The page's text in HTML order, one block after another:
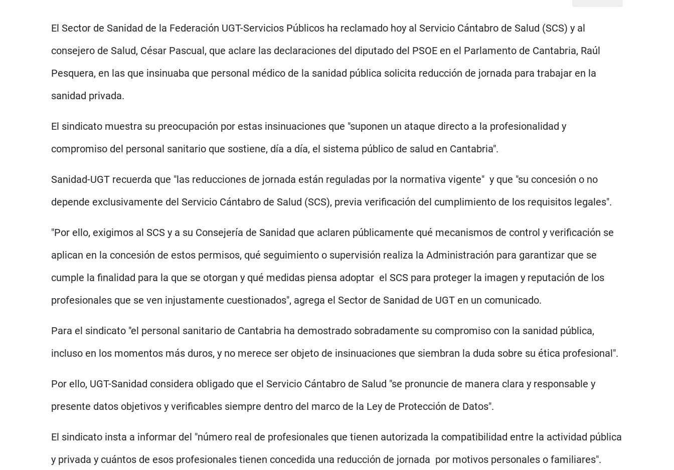
El Sector de Sanidad de la Federación UGT-Servicios Públicos ha reclamado hoy al Servicio Cántabro de Salud (SCS) y al
consejero de Salud, César Pascual, que aclare las declaraciones del diputado del PSOE en el Parlamento de Cantabria, Raúl
Pesquera, en las que insinuaba que personal médico de la sanidad pública solicita reducción de jornada para trabajar en la
sanidad privada.
El sindicato muestra su preocupación por estas insinuaciones que "suponen un ataque directo a la profesionalidad y
compromiso del personal sanitario que sostiene, día a día, el sistema público de salud en Cantabria".
Sanidad-UGT recuerda que "las reducciones de jornada están reguladas por la normativa vigente" y que "su concesión o no
depende exclusivamente del Servicio Cántabro de Salud (SCS), previa verificación del cumplimiento de los requisitos legales".
"Por ello, exigimos al SCS y a su Consejería de Sanidad que aclaren públicamente qué mecanismos de control y verificación se
aplican en la concesión de estos permisos, qué seguimiento o supervisión realiza la Administración para garantizar que se
cumple la finalidad para la que se otorgan y qué medidas piensa adoptar el SCS para proteger la imagen y reputación de los
profesionales que se ven injustamente cuestionados", agrega el Sector de Sanidad de UGT en un comunicado.
Para el sindicato "el personal sanitario de Cantabria ha demostrado sobradamente su compromiso con la sanidad pública,
incluso en los momentos más duros, y no merece ser objeto de insinuaciones que siembran la duda sobre su ética profesional".
Por ello, UGT-Sanidad considera obligado que el Servicio Cántabro de Salud "se pronuncie de manera clara y responsable y
presente datos objetivos y verificables siempre dentro del marco de la Ley de Protección de Datos".
El sindicato insta a informar del "número real de profesionales que tienen autorizada la compatibilidad entre la actividad pública
y privada y cuántos de esos profesionales tienen concedida una reducción de jornada por motivos personales o familiares".